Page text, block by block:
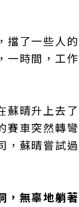
了一些人
一時間，工
晴升上去
車突然轉
蘇晴嘗試
無辜地躺